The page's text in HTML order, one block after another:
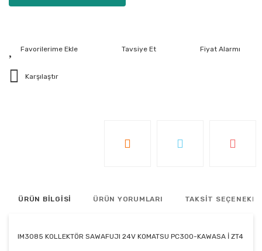
Tavsiye Et Fiyat Alarmı
Karşılaştır
ÜRÜN BİLGİSİ ÜRÜN YORUMLARI TAKSİT
IM3085 KOLLEKTÖR SAWAFUJI 24V KOMATSU PC300-KAWASA İ ZT4